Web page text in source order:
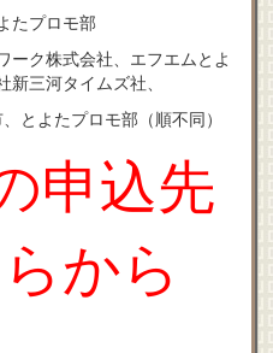
たプロモ部
ーク株式会社、エフエムとよ
三河タイムズ社、
とよたプロモ部（順不同）
申込先
から